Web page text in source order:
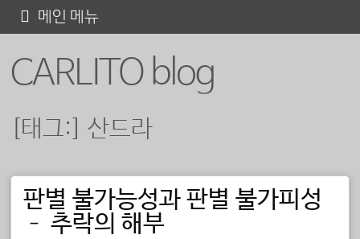
CARLITO blog
메인 메뉴
텐
[태그:] 산드라
포스트 내비게이션
판별 불가능성과 판별 불가피성
– 추락의 해부